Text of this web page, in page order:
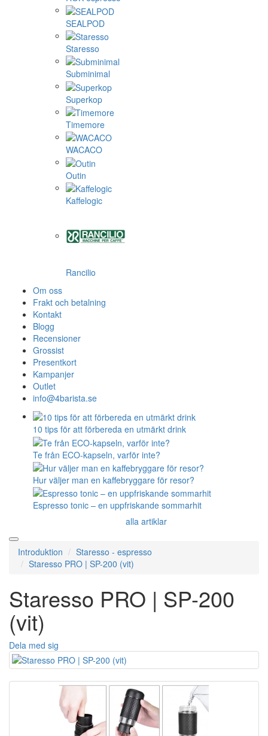
SEALPOD
Staresso
Subminimal
Superkop
Timemore
WACACO
Outin
Kaffelogic
Rancilio
Om oss
Frakt och betalning
Kontakt
Blogg
Recensioner
Grossist
Presentkort
Kampanjer
Outlet
info@4barista.se
10 tips för att förbereda en utmärkt drink
Te från ECO-kapseln, varför inte?
Hur väljer man en kaffebryggare för resor?
Espresso tonic – en uppfriskande sommarhit
alla artiklar
Introduktion
Staresso - espresso
Staresso PRO | SP-200 (vit)
Staresso PRO | SP-200
(vit)
Dela med sig